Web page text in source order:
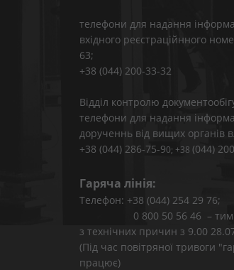
телефони для надання
вхідного реєстраційнного
63;
+38 (044) 200-33-32
Відділ контролю
телефони для надання
дорученнь від вищих органів
+38 (044) 286-75-90; +38 (044)
Гаряча лінія:
Телефон: +38 (044) 254 29 76;
0 800 50 56 46 –
з технічних причин з 9.00
(Під час повітряної тривоги
працює)